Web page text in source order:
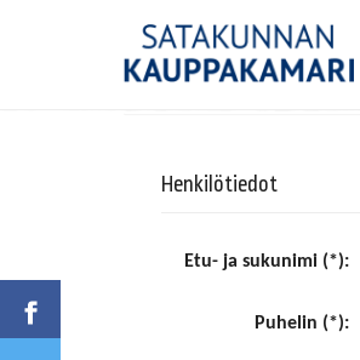
Henkilötiedot
Etu- ja sukunimi (*):
Puhelin (*):